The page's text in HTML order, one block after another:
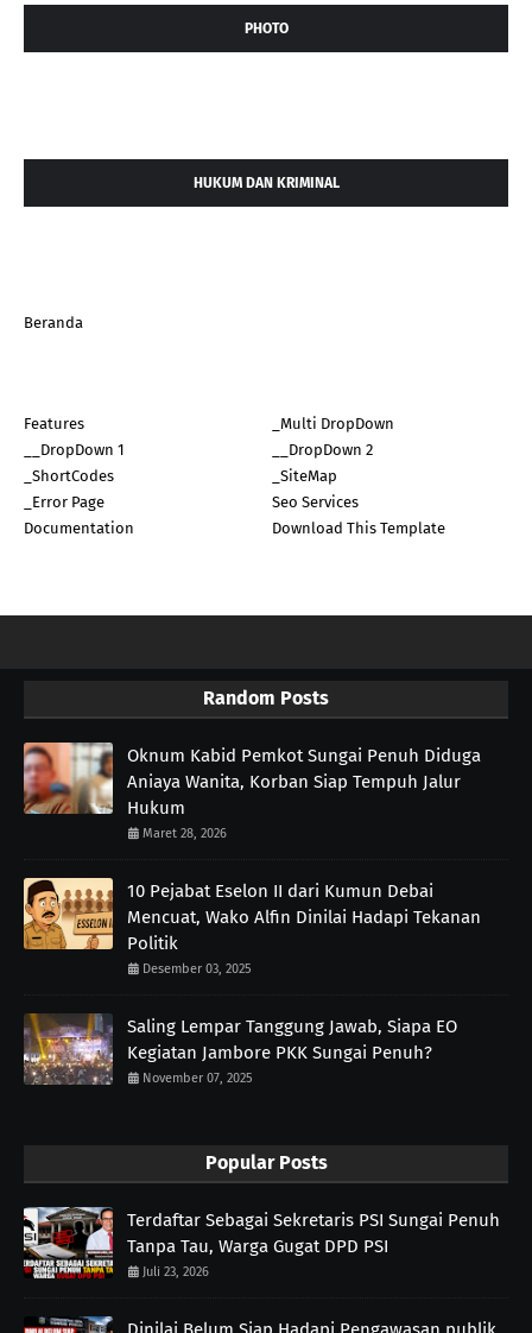
PHOTO
HUKUM DAN KRIMINAL
Beranda
Features
_Multi DropDown
__DropDown 1
__DropDown 2
_ShortCodes
_SiteMap
_Error Page
Seo Services
Documentation
Download This Template
Random Posts
Oknum Kabid Pemkot Sungai Penuh Diduga
Aniaya Wanita, Korban Siap Tempuh Jalur
Hukum
Maret 28, 2026
10 Pejabat Eselon II dari Kumun Debai
Mencuat, Wako Alfin Dinilai Hadapi Tekanan
Politik
Desember 03, 2025
Saling Lempar Tanggung Jawab, Siapa EO
Kegiatan Jambore PKK Sungai Penuh?
November 07, 2025
Popular Posts
Terdaftar Sebagai Sekretaris PSI Sungai Penuh
Tanpa Tau, Warga Gugat DPD PSI
Juli 23, 2026